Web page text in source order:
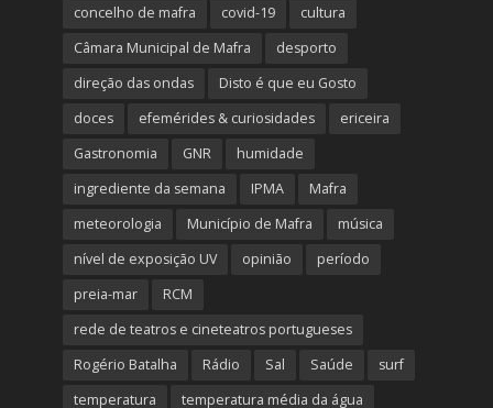
concelho de mafra
covid-19
cultura
Câmara Municipal de Mafra
desporto
direção das ondas
Disto é que eu Gosto
doces
efemérides & curiosidades
ericeira
Gastronomia
GNR
humidade
ingrediente da semana
IPMA
Mafra
meteorologia
Município de Mafra
música
nível de exposição UV
opinião
período
preia-mar
RCM
rede de teatros e cineteatros portugueses
Rogério Batalha
Rádio Sal Saúde
surf
temperatura
temperatura média da água